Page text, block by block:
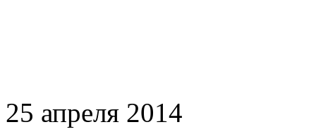
25 апреля 2014